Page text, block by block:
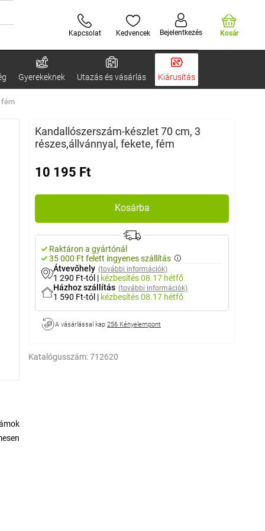
Kapcsolat Kedvencek Bejelentkezés Kosár
Gyerekeknek Utazás és vásárlás Kiárusítás
fém
Kandallószerszám-készlet 70 cm, 3
részes,állvánnyal, fekete, fém
10 195 Ft
Kosárba
Raktáron a gyártónál
35 000 Ft felett ingyenes szállítás
Átvevőhely (további információk)
1 290 Ft-tól | kézbesítés08.17 hétfő
Házhoz szállítás (további információk)
1 590 Ft-tól | kézbesítés08.17 hétfő
A vásárlással kap 256 Kényelempont
Katalógusszám:712620